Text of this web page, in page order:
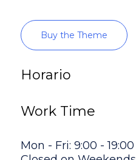
Buy the Theme
Horario
Work Time
Mon - Fri: 9:00 - 19:00